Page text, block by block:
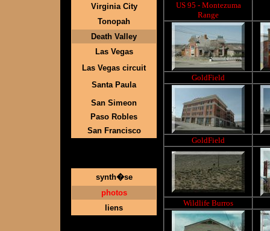
Virginia City
Tonopah
Death Valley
Las Vegas
Las Vegas circuit
Santa Paula
San Simeon
Paso Robles
San Francisco
synth�se
photos
liens
US 95 - Montezuma
Range
GoldField
GoldField
Wildlife Burros